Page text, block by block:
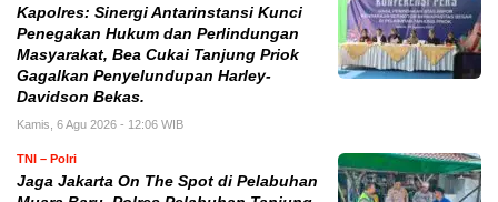
Kapolres: Sinergi Antarinstansi Kunci
Penegakan Hukum dan Perlindungan
Masyarakat, Bea Cukai Tanjung Priok
Gagalkan Penyelundupan Harley-
Davidson Bekas.
Kamis, 6 Agu 2026 - 12:06 WIB
TNI – Polri
Jaga Jakarta On The Spot di Pelabuhan